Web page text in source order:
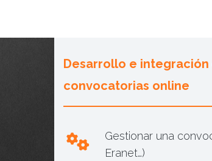
Desarrollo e
convocatorias online
Gestionar una
Eranet…)